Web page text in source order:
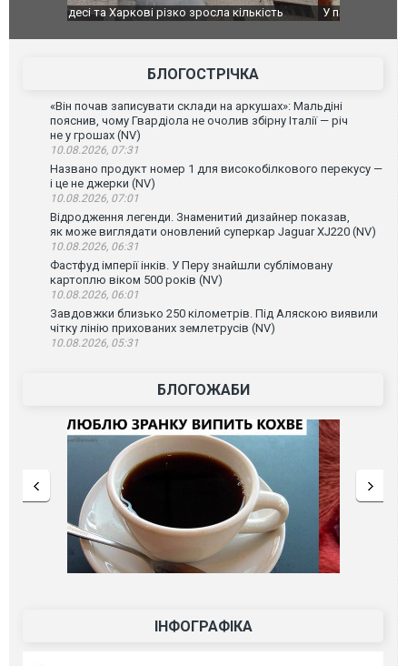
У парламенті Косово прем'єра закидали яйцями
Приїхав
до
зіркового
БЛОГОСТРІЧКА
«Він почав записувати склади на аркушах»: Мальдіні
пояснив, чому Гвардіола не очолив збірну Італії — річ
не у грошах (NV)
10.08.2026, 07:31
Названо продукт номер 1 для високобілкового перекусу —
і це не джерки (NV)
10.08.2026, 07:01
Відродження легенди. Знаменитий дизайнер показав,
як може виглядати оновлений суперкар Jaguar XJ220 (NV)
10.08.2026, 06:31
Фастфуд імперії інків. У Перу знайшли сублімовану
картоплю віком 500 років (NV)
10.08.2026, 06:01
Завдовжки близько 250 кілометрів. Під Аляскою виявили
чітку лінію прихованих землетрусів (NV)
10.08.2026, 05:31
БЛОГОЖАБИ
ІНФОГРАФІКА